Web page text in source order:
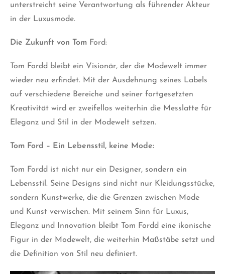
unterstreicht seine Verantwortung als führender Akteur
in der Luxusmode.
Die Zukunft von Tom Ford:
Tom Fordd bleibt ein Visionär, der die Modewelt immer
wieder neu erfindet. Mit der Ausdehnung seines Labels
auf verschiedene Bereiche und seiner fortgesetzten
Kreativität wird er zweifellos weiterhin die Messlatte für
Eleganz und Stil in der Modewelt setzen.
Tom Ford – Ein Lebensstil, keine Mode:
Tom Fordd ist nicht nur ein Designer, sondern ein
Lebensstil. Seine Designs sind nicht nur Kleidungsstücke,
sondern Kunstwerke, die die Grenzen zwischen Mode
und Kunst verwischen. Mit seinem Sinn für Luxus,
Eleganz und Innovation bleibt Tom Fordd eine ikonische
Figur in der Modewelt, die weiterhin Maßstäbe setzt und
die Definition von Stil neu definiert.